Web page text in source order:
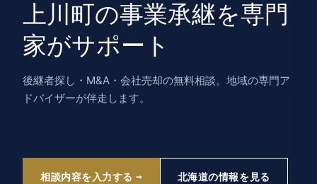
上川町の事業承継を専門
家がサポート
後継者探し・M&A・会社売却の無料相談。地域の専門ア
ドバイザーが伴走します。
相談内容を入力する 北海道の情報を見る